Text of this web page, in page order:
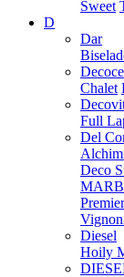
Sweet
D
Dar
Chalet
Full
Del
Deco
Diesel
Hoily